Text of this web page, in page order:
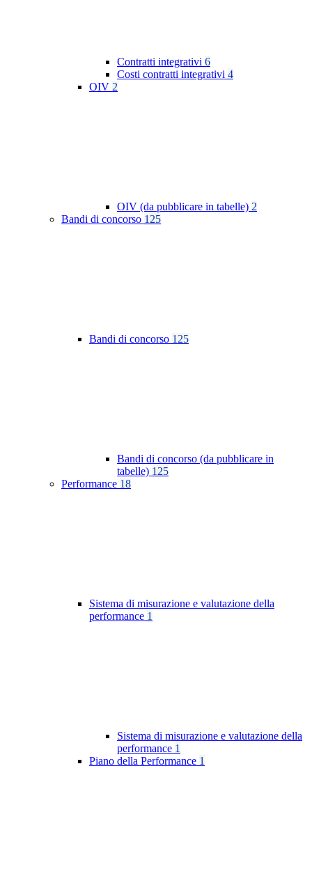
Contratti integrativi 6
Costi contratti integrativi 4
OIV 2
OIV (da pubblicare in tabelle) 2
Bandi di concorso 125
Bandi di concorso 125
Bandi di concorso (da pubblicare in
tabelle) 125
Performance 18
Sistema di misurazione e valutazione della
performance 1
Sistema di misurazione e valutazione della
performance 1
Piano della Performance 1